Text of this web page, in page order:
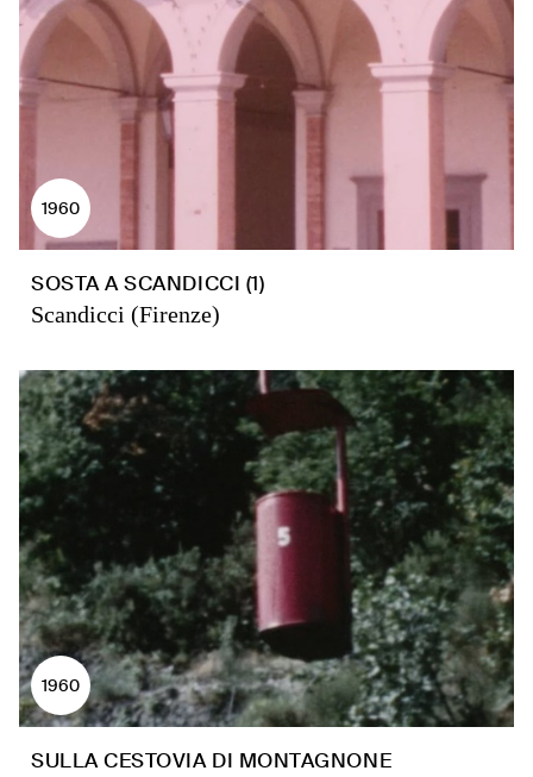
1960
SOSTA A SCANDICCI (1)
Scandicci (Firenze)
1960
SULLA CESTOVIA DI MONTAGNONE